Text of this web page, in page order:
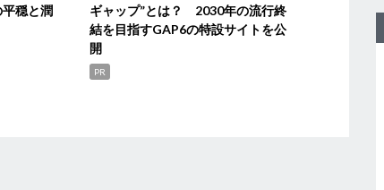
穏と潤
ギャップ”とは？ 2030年の流行終
結を目指すGAP6の特設サイトを公
開
PR